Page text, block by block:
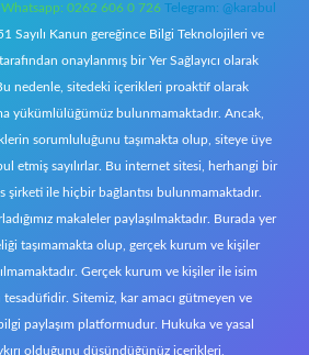
Whatsapp: 0262 606 0 726 Telegram: @karabul
Sayılı Kanun gereğince Bilgi Teknolojileri ve
onaylanmış bir Yer Sağlayıcı olarak
nedenle, sitedeki içerikleri proaktif olarak
yükümlülüğümüz bulunmamaktadır. Ancak,
sorumluluğunu taşımakta olup, siteye üye
etmiş sayılırlar. Bu internet sitesi, herhangi bir
şirketi ile hiçbir bağlantısı bulunmamaktadır.
makaleler paylaşılmaktadır. Burada yer
taşımamakta olup, gerçek kurum ve kişiler
Gerçek kurum ve kişiler ile isim
Sitemiz, kar amacı gütmeyen ve
paylaşım platformudur. Hukuka ve yasal
olduğunu düşündüğünüz içerikleri,